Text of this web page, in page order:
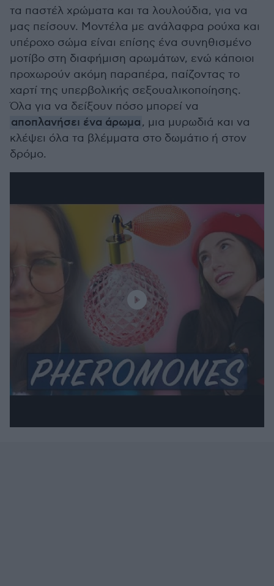
τα παστέλ χρώματα και τα λουλούδια, για να
μας πείσουν. Μοντέλα με ανάλαφρα ρούχα και
υπέροχο σώμα είναι επίσης ένα συνηθισμένο
μοτίβο στη διαφήμιση αρωμάτων, ενώ κάποιοι
προχωρούν ακόμη παραπέρα, παίζοντας το
χαρτί της υπερβολικής σεξουαλικοποίησης.
Όλα για να δείξουν πόσο μπορεί να
αποπλανήσει ένα άρωμα, μια μυρωδιά και να
κλέψει όλα τα βλέμματα στο δωμάτιο ή στον
δρόμο.